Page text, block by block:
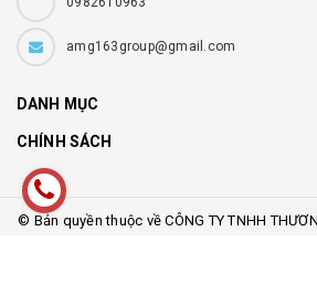
amg163group@gmail.com
DANH MỤC
CHÍNH SÁCH
© Bản quyền thuộc về CÔNG TY TNHH